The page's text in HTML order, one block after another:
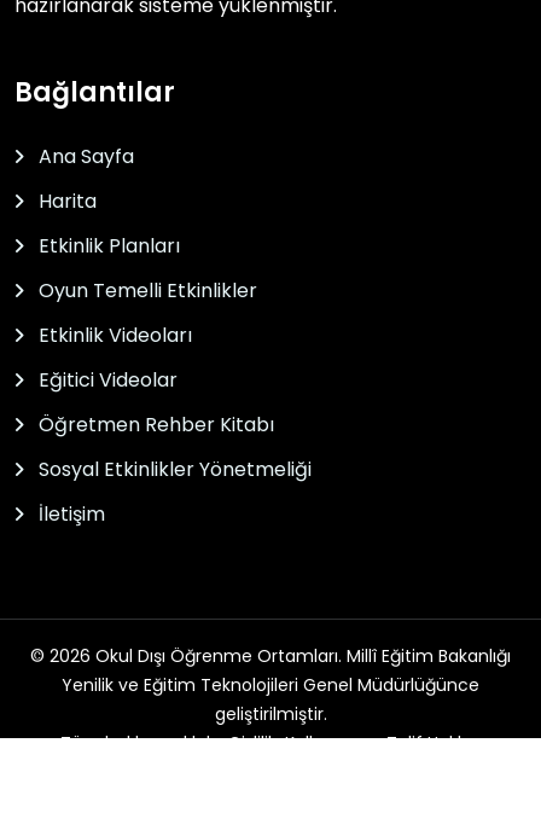
Bağlantılar
Ana Sayfa
Harita
Etkinlik Planları
Oyun Temelli Etkinlikler
Etkinlik Videoları
Eğitici Videolar
Öğretmen Rehber Kitabı
Sosyal Etkinlikler Yönetmeliği
İletişim
© 2026 Okul Dışı Öğrenme Ortamları. Millî Eğitim Bakanlığı
Yenilik ve Eğitim Teknolojileri Genel Müdürlüğünce
geliştirilmiştir.
Tüm hakları saklıdır. Gizlilik, Kullanım ve Telif Hakları